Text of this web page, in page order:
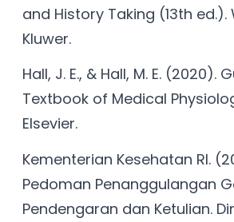
and History Taking (13th ed.).
Kluwer.
Hall, J. E., & Hall, M. E. (2020).
Textbook of Medical
Elsevier.
Kementerian Kesehatan RI.
Pedoman Penanggulangan
Pendengaran dan Ketulian.